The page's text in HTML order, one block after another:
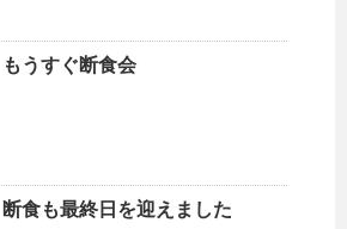
もうすぐ断食会
断食も最終日を迎えました